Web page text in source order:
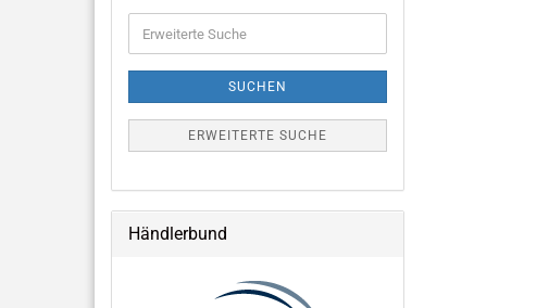
Suche
SUCHEN
ERWEITERTE SUCHE
Händlerbund